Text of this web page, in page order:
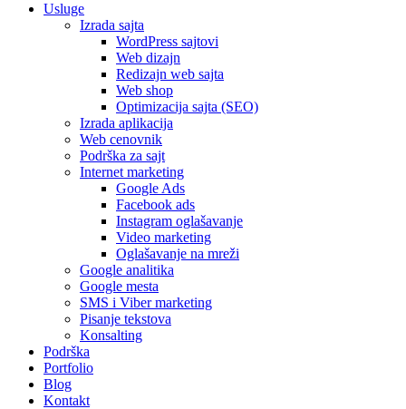
Usluge
Izrada sajta
WordPress sajtovi
Web dizajn
Redizajn web sajta
Web shop
Optimizacija sajta (SEO)
Izrada aplikacija
Web cenovnik
Podrška za sajt
Internet marketing
Google Ads
Facebook ads
Instagram oglašavanje
Video marketing
Oglašavanje na mreži
Google analitika
Google mesta
SMS i Viber marketing
Pisanje tekstova
Konsalting
Podrška
Portfolio
Blog
Kontakt